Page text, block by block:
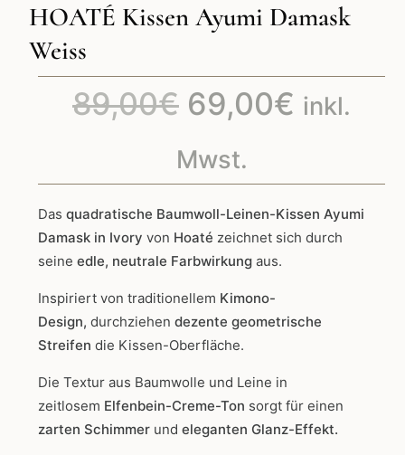
HOATÉ Kissen Ayumi Damask
Weiss
89,00€ Ursprünglicher
Preis
war:
89,00€
69,00€
ist:
inkl.
Mwst.
Das quadratische Baumwoll-Leinen-Kissen Ayumi
Damask in Ivory von Hoaté zeichnet sich durch
seine edle, neutrale Farbwirkung aus.
Inspiriert von traditionellem Kimono-
Design, durchziehen dezente geometrische
Streifen die Kissen-Oberfläche.
Die Textur aus Baumwolle und Leine in
zeitlosem Elfenbein-Creme-Ton sorgt für einen
zarten Schimmer und eleganten Glanz-Effekt.